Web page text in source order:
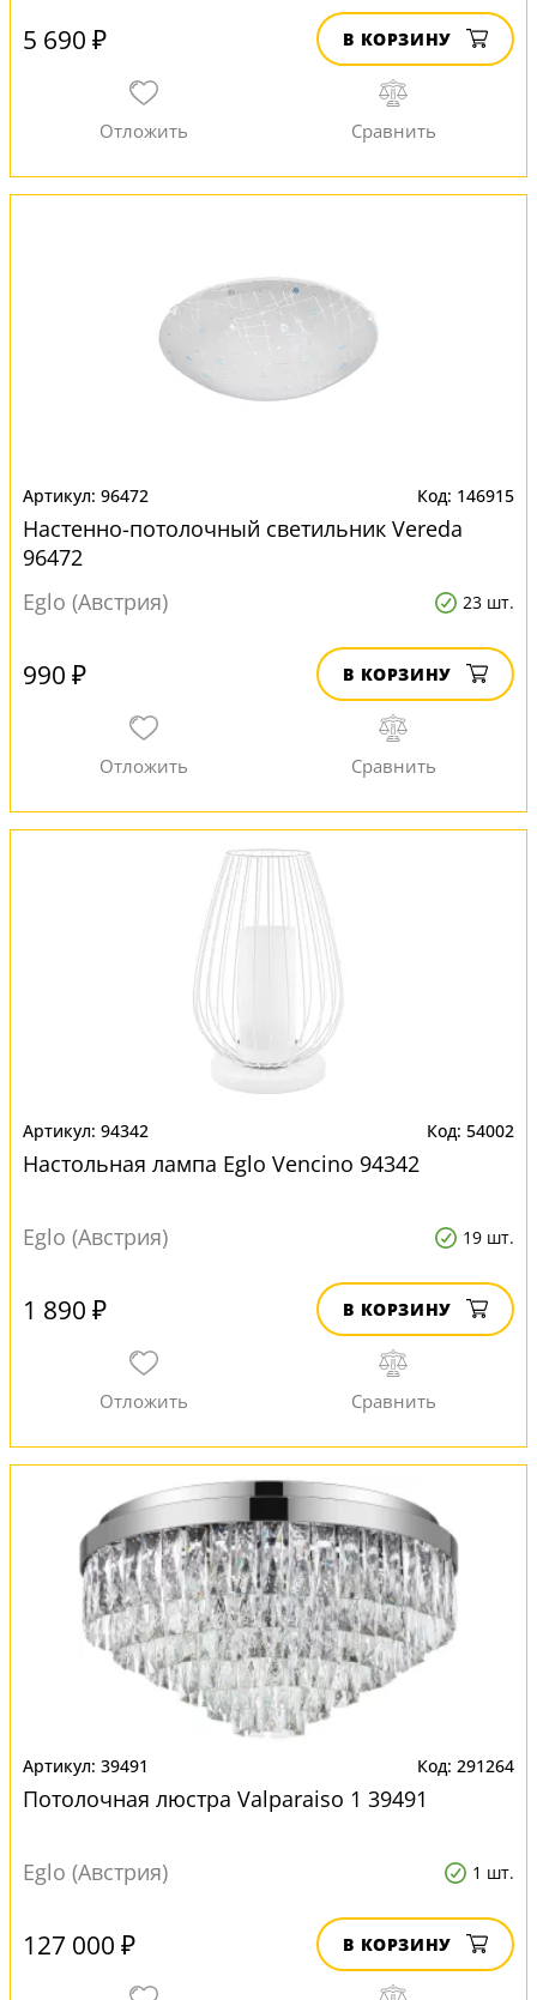
5 690 ₽ В КОРЗИНУ
96472 146915
Настенно-потолочный светильник Vereda
96472
Eglo (Австрия)
23 шт.
990 ₽ В КОРЗИНУ
94342 54002
Настольная лампа Eglo Vencino 94342
Eglo (Австрия) 19 шт.
1 890 ₽ В КОРЗИНУ
39491 291264
Потолочная люстра Valparaiso 1 39491
Eglo (Австрия) 1 шт.
127 000 ₽ В КОРЗИНУ